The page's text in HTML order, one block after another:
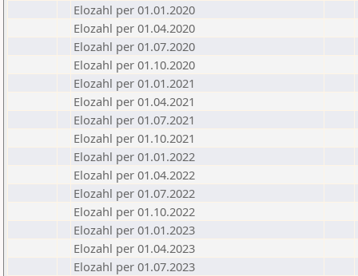
Elozahl per 01.01.2020
Elozahl per 01.04.2020
Elozahl per 01.07.2020
Elozahl per 01.10.2020
Elozahl per 01.01.2021
Elozahl per 01.04.2021
Elozahl per 01.07.2021
Elozahl per 01.10.2021
Elozahl per 01.01.2022
Elozahl per 01.04.2022
Elozahl per 01.07.2022
Elozahl per 01.10.2022
Elozahl per 01.01.2023
Elozahl per 01.04.2023
Elozahl per 01.07.2023